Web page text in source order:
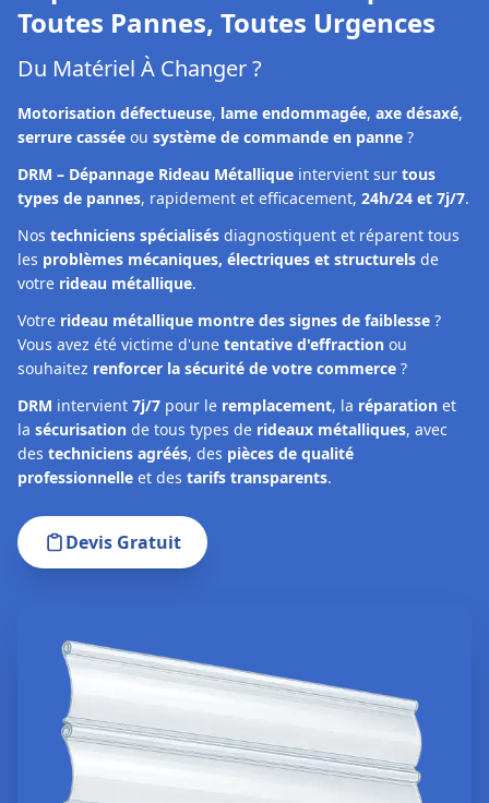
Toutes Pannes, Toutes Urgences
Du Matériel À Changer ?
Motorisation défectueuse, lame endommagée, axe désaxé,
serrure cassée ou système de commande en panne ?
DRM – Dépannage Rideau Métallique intervient sur tous
types de pannes, rapidement et efficacement, 24h/24 et 7j/7.
Nos techniciens spécialisés diagnostiquent et réparent tous
les problèmes mécaniques, électriques et structurels de
votre rideau métallique.
Votre rideau métallique montre des signes de faiblesse ?
Vous avez été victime d'une tentative d'effraction ou
souhaitez renforcer la sécurité de votre commerce ?
DRM intervient 7j/7 pour le remplacement, la réparation et
la sécurisation de tous types de rideaux métalliques, avec
des techniciens agréés, des pièces de qualité
professionnelle et des tarifs transparents.
Devis Gratuit